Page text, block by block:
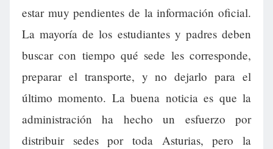
estar muy pendientes de la información oficial.
La mayoría de los estudiantes y padres deben
buscar con tiempo qué sede les corresponde,
preparar el transporte, y no dejarlo para el
último momento. La buena noticia es que la
administración ha hecho un esfuerzo por
distribuir sedes por toda Asturias, pero la